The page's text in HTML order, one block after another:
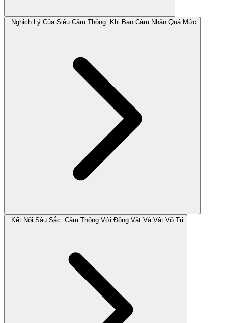
Nghịch Lý Của Siêu Cảm Thông: Khi Bạn Cảm Nhận Quá Mức
Kết Nối Sâu Sắc: Cảm Thông Với Động Vật Và Vật Vô Tri